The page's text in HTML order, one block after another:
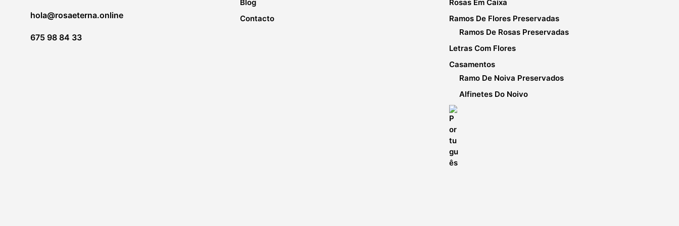
hola@rosaeterna.online
675 98 84 33
Blog
Contacto
Rosas Em Caixa
Ramos De Flores Preservadas
Ramos De Rosas Preservadas
Letras Com Flores
Casamentos
Ramo De Noiva Preservados
Alfinetes Do Noivo